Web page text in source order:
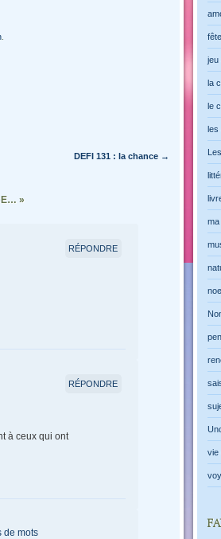
.
DEFI 131 : la chance →
»
RÉPONDRE
à ceux qui ont
RÉPONDRE
de mots
jeu
la
le
les
ma
vie